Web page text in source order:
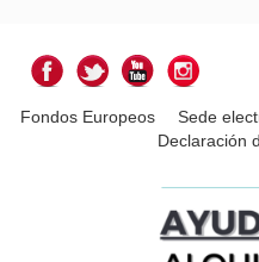
Fondos Europeos Sede
Declaración